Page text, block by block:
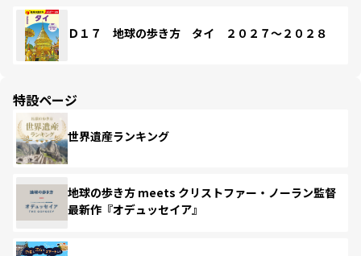
Ｄ１７ 地球の歩き方 タイ ２０２７～２０２８
特設ページ
世界遺産ランキング
地球の歩き方 meets クリストファー・ノーラン監督
最新作『オデュッセイア』